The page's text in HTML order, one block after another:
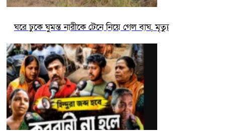
ঘরে ঢুকে ঘুমন্ত নারীকে টেনে নিয়ে গেল বাঘ, মৃত্যু